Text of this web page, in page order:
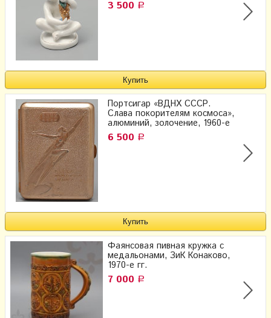
3 500 Р
Портсигар «ВДНХ СССР.
Слава покорителям космоса»,
алюминий, золочение, 1960-е
6 500 Р
Фаянсовая пивная кружка с
медальонами, ЗиК Конаково,
1970-е гг.
7 000 Р